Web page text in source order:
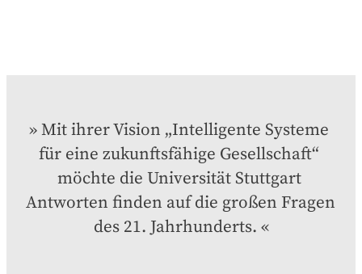
Mit ihrer Vision „Intelligente Systeme
für eine zukunftsfähige Gesellschaft“
möchte die Universität Stuttgart
Antworten finden auf die großen Fragen
des 21. Jahrhunderts.